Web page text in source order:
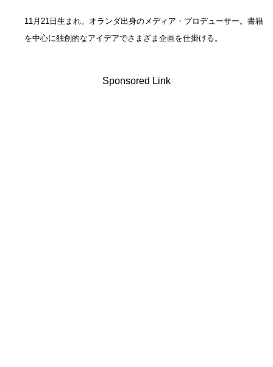
11月21日生まれ。オランダ出身のメディア・プロデューサー。書籍
を中心に独創的なアイデアでさまざま企画を仕掛ける。
Sponsored Link